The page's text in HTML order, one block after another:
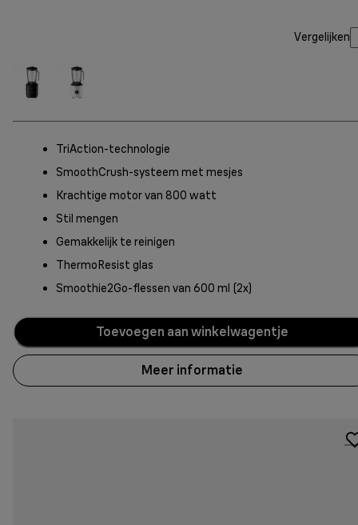
Vergelijken
TriAction-technologie
SmoothCrush-systeem met mesjes
Krachtige motor van 800 watt
Stil mengen
Gemakkelijk te reinigen
ThermoResist glas
Smoothie2Go-flessen van 600 ml (2x)
Toevoegen aan winkelwagentje
Meer informatie